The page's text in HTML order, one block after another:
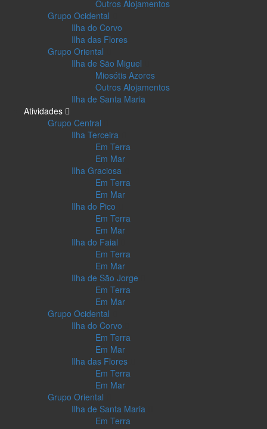
Outros Alojamentos
Grupo Ocidental
Ilha do Corvo
Ilha das Flores
Grupo Oriental
Ilha de São Miguel
Miosótis Azores
Outros Alojamentos
Ilha de Santa Maria
Atividades
Grupo Central
Ilha Terceira
Em Terra
Em Mar
Ilha Graciosa
Em Terra
Em Mar
Ilha do Pico
Em Terra
Em Mar
Ilha do Faial
Em Terra
Em Mar
Ilha de São Jorge
Em Terra
Em Mar
Grupo Ocidental
Ilha do Corvo
Em Terra
Em Mar
Ilha das Flores
Em Terra
Em Mar
Grupo Oriental
Ilha de Santa Maria
Em Terra